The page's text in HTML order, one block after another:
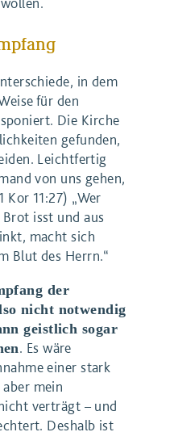
in dem
für den
Die Kirche
gefunden,
Leichtfertig
von uns gehen,
Kor 11:27) „Wer
isst und aus
macht sich
Blut des Herrn.“
der
nicht notwendig
geistlich sogar
. Es wäre
einer stark
mein
verträgt – und
Deshalb ist